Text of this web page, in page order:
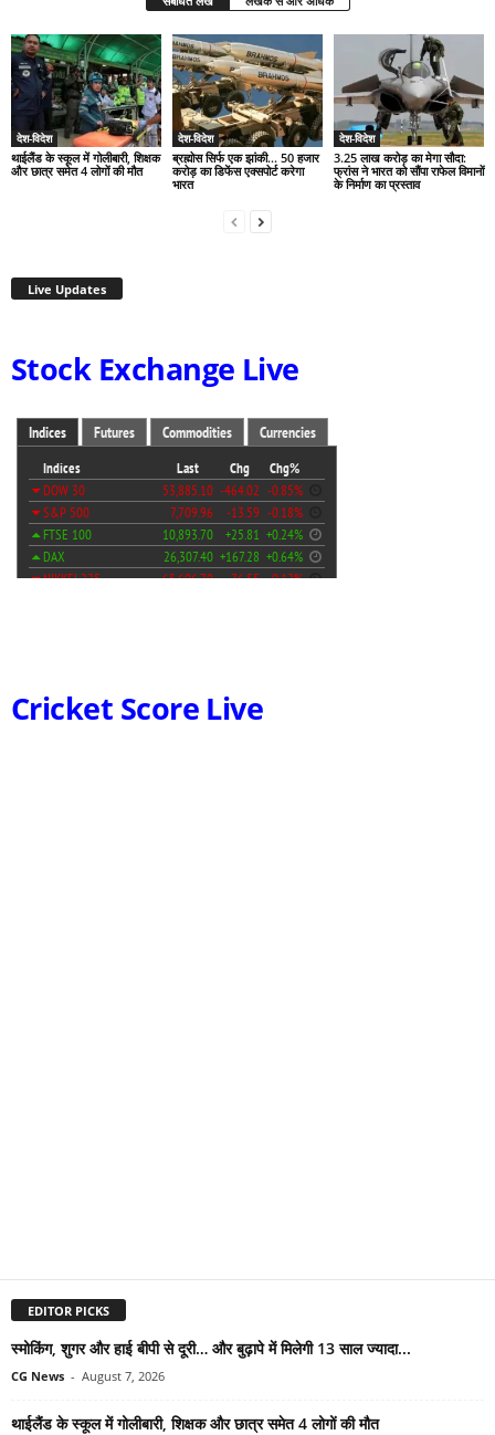
देश-विदेश
थाईलैंड के स्कूल में गोलीबारी, शिक्षक
और छात्र समेत 4 लोगों की मौत
देश-विदेश
ब्रह्मोस सिर्फ एक झांकी… 50 हजार
करोड़ का डिफेंस एक्सपोर्ट करेगा
भारत
देश-विदेश
3.25 लाख करोड़ का मेगा सौदा:
फ्रांस ने भारत को सौंपा राफेल विमानों
के निर्माण का प्रस्ताव
Live Updates
Stock Exchange Live
Cricket Score Live
EDITOR PICKS
स्मोकिंग, शुगर और हाई बीपी से दूरी… और बुढ़ापे में मिलेगी 13 साल ज्यादा...
CG News - August 7, 2026
थाईलैंड के स्कूल में गोलीबारी, शिक्षक और छात्र समेत 4 लोगों की मौत